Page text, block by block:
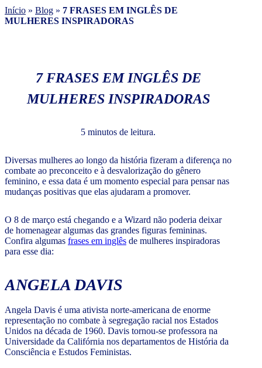
Início » Blog » 7 FRASES EM INGLÊS DE
MULHERES INSPIRADORAS
7 FRASES EM INGLÊS DE
MULHERES INSPIRADORAS
5 minutos de leitura.
Diversas mulheres ao longo da história fizeram a diferença no
combate ao preconceito e à desvalorização do gênero
feminino, e essa data é um momento especial para pensar nas
mudanças positivas que elas ajudaram a promover.
O 8 de março está chegando e a Wizard não poderia deixar
de homenagear algumas das grandes figuras femininas.
Confira algumas frases em inglês de mulheres inspiradoras
para esse dia:
ANGELA DAVIS
Angela Davis é uma ativista norte-americana de enorme
representação no combate à segregação racial nos Estados
Unidos na década de 1960. Davis tornou-se professora na
Universidade da Califórnia nos departamentos de História da
Consciência e Estudos Feministas.